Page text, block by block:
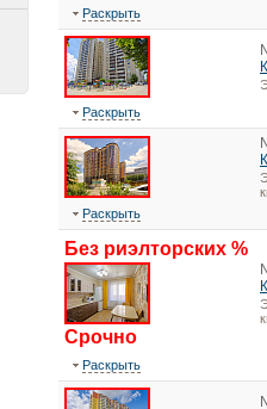
Раскрыть
Раскрыть
Раскрыть
Без риэлторских %
Срочно
Раскрыть